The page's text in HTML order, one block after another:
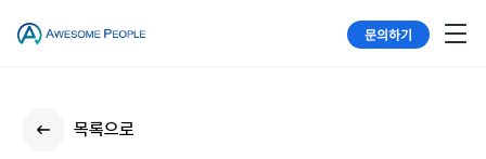
문의하기
목록으로